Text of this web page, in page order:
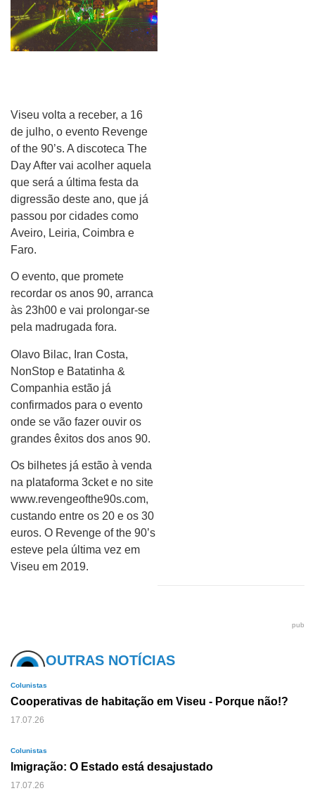
Viseu volta a receber, a 16
de julho, o evento Revenge
of the 90’s. A discoteca The
Day After vai acolher aquela
que será a última festa da
digressão deste ano, que já
passou por cidades como
Aveiro, Leiria, Coimbra e
Faro.
O evento, que promete
recordar os anos 90, arranca
às 23h00 e vai prolongar-se
pela madrugada fora.
Olavo Bilac, Iran Costa,
NonStop e Batatinha &
Companhia estão já
confirmados para o evento
onde se vão fazer ouvir os
grandes êxitos dos anos 90.
Os bilhetes já estão à venda
na plataforma 3cket e no site
www.revengeofthe90s.com,
custando entre os 20 e os 30
euros. O Revenge of the 90’s
esteve pela última vez em
Viseu em 2019.
pub
OUTRAS NOTÍCIAS
Colunistas
Cooperativas de habitação em Viseu - Porque não!?
17.07.26
Colunistas
Imigração: O Estado está desajustado
17.07.26